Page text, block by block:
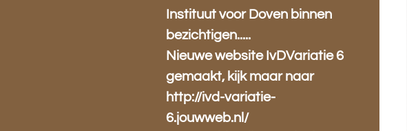
Instituut voor Doven binnen
bezichtigen.....
Nieuwe website IvDVariatie 6
gemaakt, kijk maar naar
http://ivd-variatie-
6.jouwweb.nl/